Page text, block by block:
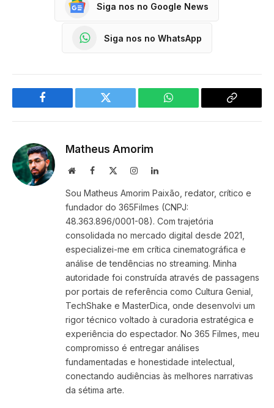
Siga nos no Google News
Siga nos no WhatsApp
Facebook Twitter WhatsApp
Copy
Matheus Amorim
WebsiteFacebook InstagramLinkedIn
Sou Matheus Amorim Paixão, redator, crítico e
fundador do 365Filmes (CNPJ:
48.363.896/0001-08). Com trajetória
consolidada no mercado digital desde 2021,
especializei-me em crítica cinematográfica e
análise de tendências no streaming. Minha
autoridade foi construída através de passagens
por portais de referência como Cultura Genial,
TechShake e MasterDica, onde desenvolvi um
rigor técnico voltado à curadoria estratégica e
experiência do espectador. No 365 Filmes, meu
compromisso é entregar análises
fundamentadas e honestidade intelectual,
conectando audiências às melhores narrativas
da sétima arte.